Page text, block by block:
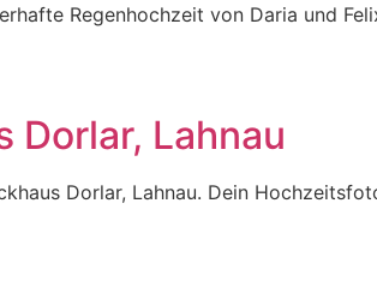
Regenhochzeit von Daria und
Dorlar, Lahnau
Dorlar, Lahnau. Dein